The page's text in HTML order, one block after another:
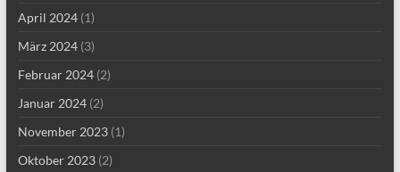
April 2024(1)
März 2024(3)
Februar 2024(2)
Januar 2024(2)
November 2023(1)
Oktober 2023(2)